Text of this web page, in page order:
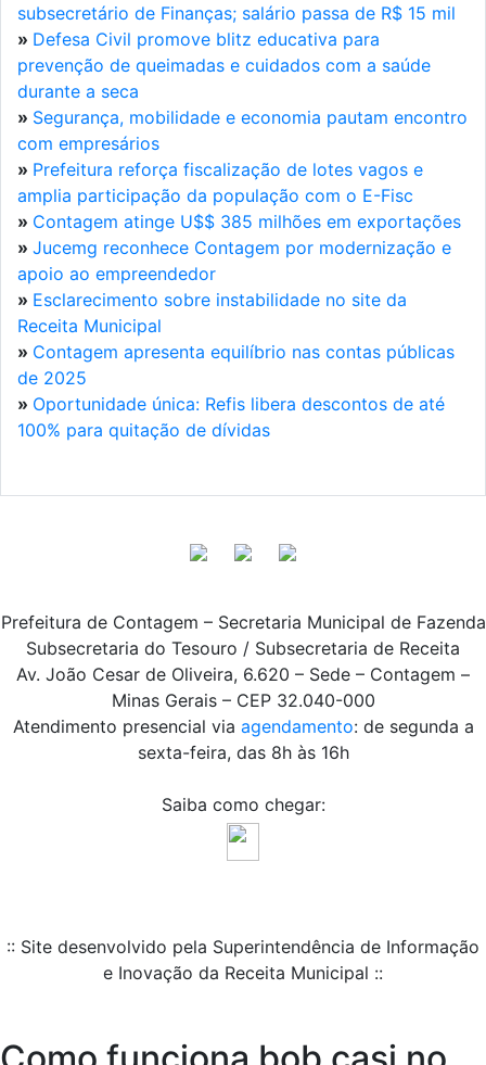
subsecretário de Finanças; salário passa de R$ 15 mil
» Defesa Civil promove blitz educativa para
prevenção de queimadas e cuidados com a saúde
durante a seca
» Segurança, mobilidade e economia pautam encontro
com empresários
» Prefeitura reforça fiscalização de lotes vagos e
amplia participação da população com o E-Fisc
» Contagem atinge U$$ 385 milhões em exportações
» Jucemg reconhece Contagem por modernização e
apoio ao empreendedor
» Esclarecimento sobre instabilidade no site da
Receita Municipal
» Contagem apresenta equilíbrio nas contas públicas
de 2025
» Oportunidade única: Refis libera descontos de até
100% para quitação de dívidas
Prefeitura de Contagem – Secretaria Municipal de Fazenda
Subsecretaria do Tesouro / Subsecretaria de Receita
Av. João Cesar de Oliveira, 6.620 – Sede – Contagem –
Minas Gerais – CEP 32.040-000
Atendimento presencial via agendamento: de segunda a
sexta-feira, das 8h às 16h
Saiba como chegar:
:: Site desenvolvido pela Superintendência de Informação
e Inovação da Receita Municipal ::